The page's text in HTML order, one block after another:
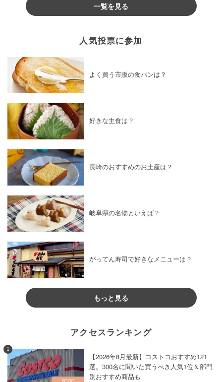
一覧を見る
人気投票に参加
よく買う市販の食パンは？
好きな主食は？
長崎のおすすめのお土産は？
岐阜県の名物といえば？
がってん寿司で好きなメニューは？
もっと見る
アクセスランキング
1
【2026年8月最新】コストコおすすめ121
選。300名に聞いた買うべき人気1位＆部門
別おすすめ商品も